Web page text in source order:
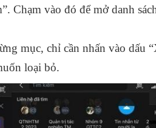
Chạm vào đó để mở danh
mục, chỉ cần nhấn vào dấu
loại bỏ.